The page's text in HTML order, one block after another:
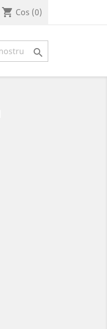
shopping_cart Cos (0)
